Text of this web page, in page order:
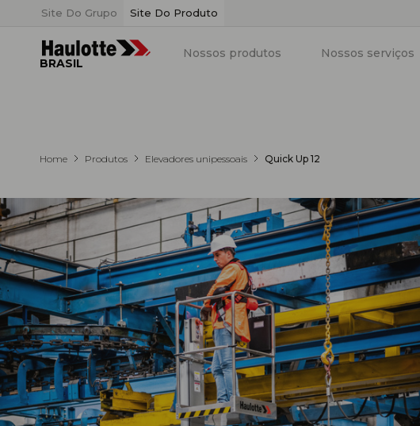
Painel de Gerenciamento de Cookies
BRASIL
Site Do Produto
Nossos produtos Nossos serviços
Site Do Grupo
Home Produtos Elevadores unipessoais Quick Up 12